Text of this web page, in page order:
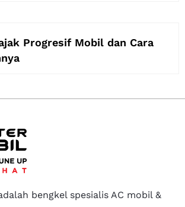
Progresif Mobil dan Cara
bengkel spesialis AC mobil &